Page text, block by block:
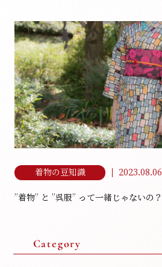
着物の豆知識 2023.08.06
”着物” と ”呉服” って一緒じゃないの？
Category